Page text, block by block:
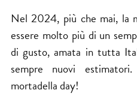
Nel 2024, più che mai, la
essere molto più di un
di gusto, amata in tutta
sempre nuovi
mortadella day!